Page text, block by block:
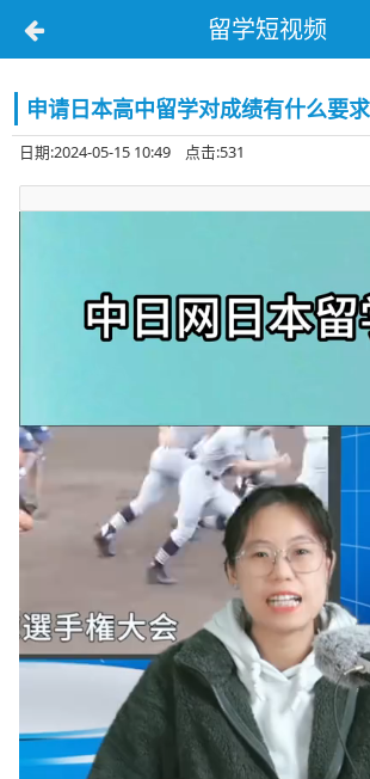
留学短视频
申请日本高中留学对成绩有什么要求
日期:2024-05-15 10:49 点击:531